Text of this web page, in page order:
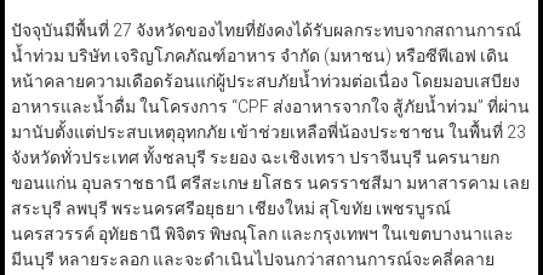
ปัจจุบันมีพื้นที่ 27 จังหวัดของไทยที่ยังคงได้รับผลกระทบจากสถานการณ์
น้ำท่วม บริษัท เจริญโภคภัณฑ์อาหาร จำกัด (มหาชน) หรือซีพีเอฟ เดิน
หน้าคลายความเดือดร้อนแก่ผู้ประสบภัยน้ำท่วมต่อเนื่อง โดยมอบเสบียง
อาหารและน้ำดื่ม ในโครงการ “CPF ส่งอาหารจากใจ สู้ภัยน้ำท่วม” ที่ผ่าน
มานับตั้งแต่ประสบเหตุอุทกภัย เข้าช่วยเหลือพี่น้องประชาชน ในพื้นที่ 23
จังหวัดทั่วประเทศ ทั้งชลบุรี ระยอง ฉะเชิงเทรา ปราจีนบุรี นครนายก
ขอนแก่น อุบลราชธานี ศรีสะเกษ ยโสธร นครราชสีมา มหาสารคาม เลย
สระบุรี ลพบุรี พระนครศรีอยุธยา เชียงใหม่ สุโขทัย เพชรบูรณ์
นครสวรรค์ อุทัยธานี พิจิตร พิษณุโลก และกรุงเทพฯ ในเขตบางนาและ
มีนบุรี หลายระลอก และจะดำเนินไปจนกว่าสถานการณ์จะคลี่คลาย